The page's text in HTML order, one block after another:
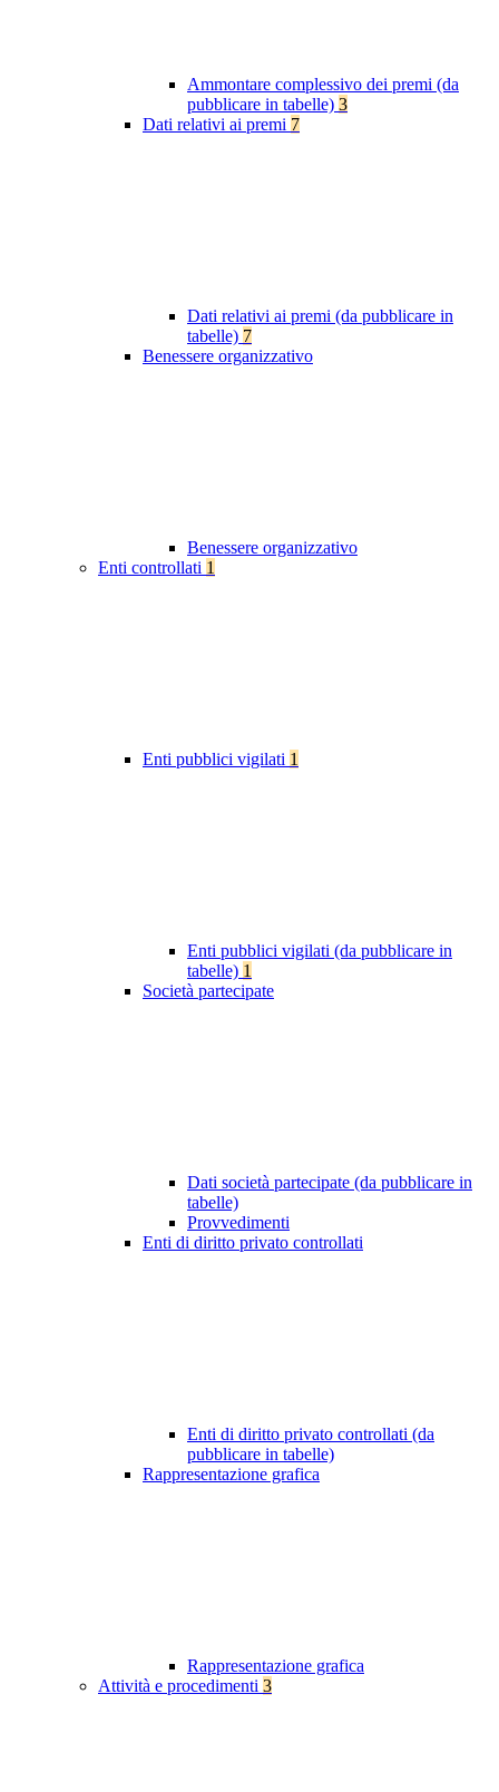
Ammontare complessivo dei premi (da
pubblicare in tabelle) 3
Dati relativi ai premi 7
Dati relativi ai premi (da pubblicare in
tabelle) 7
Benessere organizzativo
Benessere organizzativo
Enti controllati 1
Enti pubblici vigilati 1
Enti pubblici vigilati (da pubblicare in
tabelle) 1
Società partecipate
Dati società partecipate (da pubblicare in
tabelle)
Provvedimenti
Enti di diritto privato controllati
Enti di diritto privato controllati (da
pubblicare in tabelle)
Rappresentazione grafica
Rappresentazione grafica
Attività e procedimenti 3